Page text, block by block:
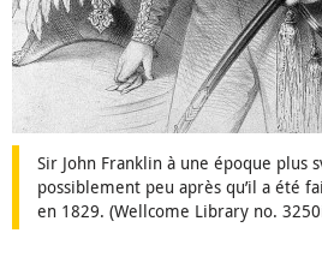
Sir John Franklin à une époque plus
possiblement peu après qu’il a été
en 1829. (Wellcome Library no.